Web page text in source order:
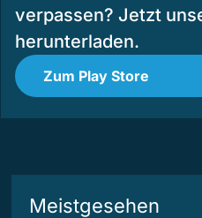
verpassen? Jetzt
herunterladen.
Zum Play Store
Meistgesehen